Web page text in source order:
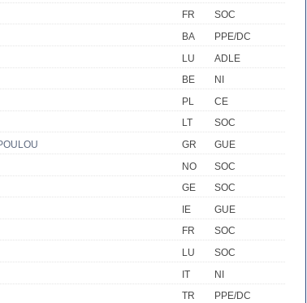
FR
SOC
BA
PPE/DC
LU
ADLE
BE
NI
PL
CE
LT
SOC
GR
GUE
NO
SOC
GE
SOC
IE
GUE
FR
SOC
LU
SOC
IT
NI
TR
PPE/DC